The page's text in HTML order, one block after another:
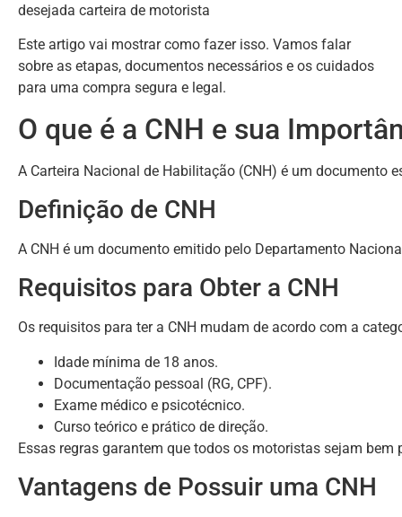
desejada carteira de motorista
Este artigo vai mostrar como fazer isso. Vamos falar
sobre as etapas, documentos necessários e os cuidados
para uma compra segura e legal.
O que é a CNH e sua
A Carteira Nacional de Habilitação (CNH) é um documento
Definição de CNH
A CNH é um documento emitido pelo Departamento
Requisitos para Obter a CNH
Os requisitos para ter a CNH mudam de acordo com a
Idade mínima de 18 anos.
Documentação pessoal (RG, CPF).
Exame médico e psicotécnico.
Curso teórico e prático de direção.
Essas regras garantem que todos os motoristas sejam
Vantagens de Possuir uma CNH